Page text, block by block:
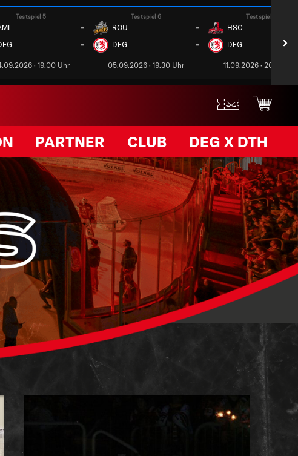
Testspiel 5
-
-
· 19.00 Uhr
Testspiel 6
ROU -
DEG -
05.09.2026 · 19.30 Uhr
Testspiel 7
HSC
DEG
11.09.2026 · 20.00 Uhr
›
PARTNER CLUB DEG X DTH